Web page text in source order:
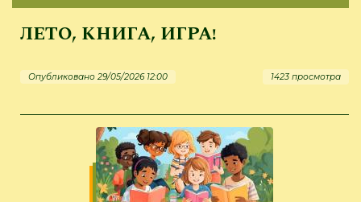
ЛЕТО, КНИГА, ИГРА!
Опубликовано 29/05/2026 12:00 1423 просмотра